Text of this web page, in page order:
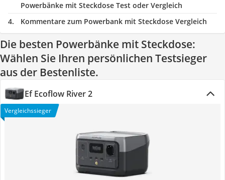
Powerbänke mit Steckdose Test oder Vergleich
Kommentare zum Powerbank mit Steckdose Vergleich
Die besten Powerbänke mit Steckdose:
Wählen Sie Ihren persönlichen Testsieger
aus der Bestenliste.
Ef Ecoflow River 2
Vergleichssieger